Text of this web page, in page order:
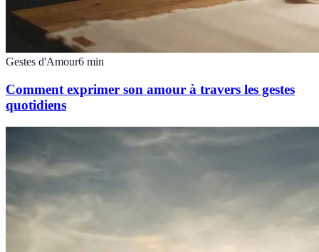
Gestes d'Amour6 min
Comment exprimer son amour à travers les gestes
quotidiens